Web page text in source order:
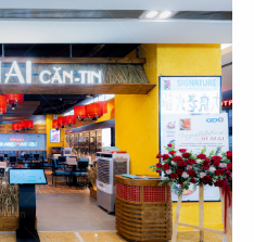
JOLLIBEE
CN Vĩnh Long
76
HẢI SẢN HOÀNG GIA